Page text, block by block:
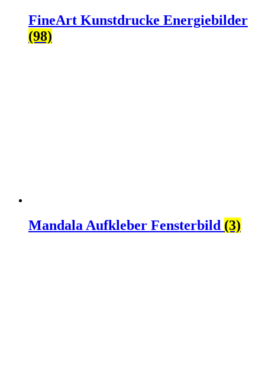
FineArt Kunstdrucke Energiebilder
(98)
Mandala Aufkleber Fensterbild (3)